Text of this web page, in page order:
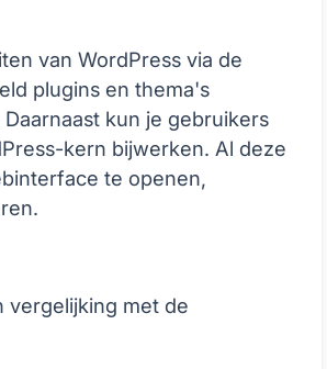
van WordPress via de
plugins en thema's
kun je gebruikers
kern bijwerken. Al deze
te openen,
vergelijking met de